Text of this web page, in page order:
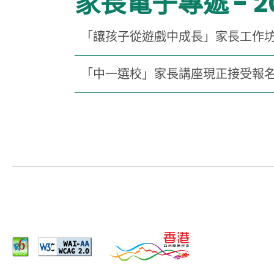
「讓孩子從遊戲中成長」家長工作
「中一選校」家長講座現正接受報